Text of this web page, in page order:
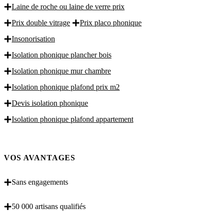
Laine de roche ou laine de verre prix
Prix double vitrage
Prix placo phonique
Insonorisation
Isolation phonique plancher bois
Isolation phonique mur chambre
Isolation phonique plafond prix m2
Devis isolation phonique
Isolation phonique plafond appartement
VOS AVANTAGES
Sans engagements
50 000 artisans qualifiés